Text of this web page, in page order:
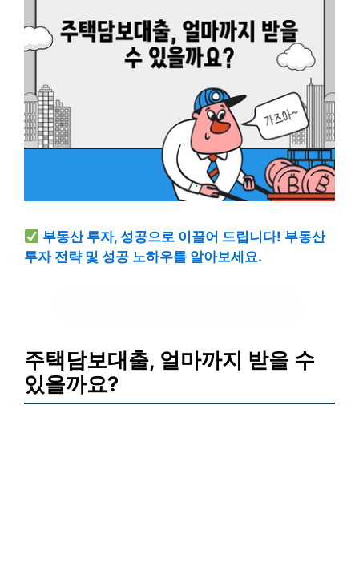
부동산 투자, 성공으로 이끌어 드립니다! 부동산
투자 전략 및 성공 노하우를 알아보세요.
주택담보대출, 얼마까지 받을 수
있을까요?